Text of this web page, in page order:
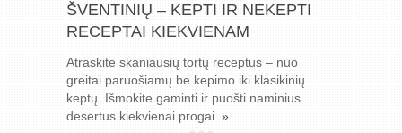
ŠVENTINIŲ – KEPTI IR NEKEPTI
RECEPTAI KIEKVIENAM
Atraskite skaniausių tortų receptus – nuo
greitai paruošiamų be kepimo iki klasikinių
keptų. Išmokite gaminti ir puošti naminius
desertus kiekvienai progai. »